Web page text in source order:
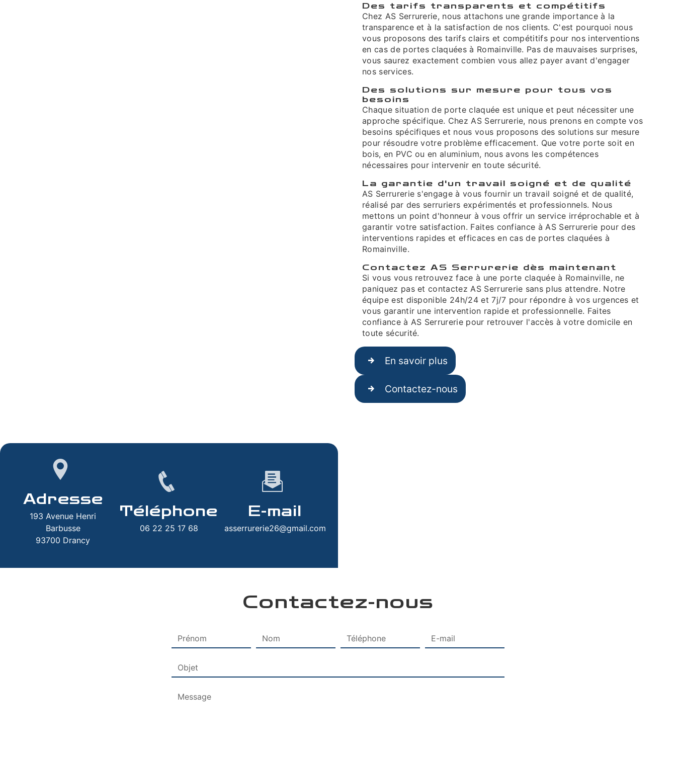
Des tarifs transparents et compétitifs
Chez AS Serrurerie, nous attachons une grande importance à la
transparence et à la satisfaction de nos clients. C'est pourquoi nous
vous proposons des tarifs clairs et compétitifs pour nos interventions
en cas de portes claquées à Romainville. Pas de mauvaises surprises,
vous saurez exactement combien vous allez payer avant d'engager
nos services.
Des solutions sur mesure pour tous vos
besoins
Chaque situation de porte claquée est unique et peut nécessiter une
approche spécifique. Chez AS Serrurerie, nous prenons en compte vos
besoins spécifiques et nous vous proposons des solutions sur mesure
pour résoudre votre problème efficacement. Que votre porte soit en
bois, en PVC ou en aluminium, nous avons les compétences
nécessaires pour intervenir en toute sécurité.
La garantie d'un travail soigné et de qualité
AS Serrurerie s'engage à vous fournir un travail soigné et de qualité,
réalisé par des serruriers expérimentés et professionnels. Nous
mettons un point d'honneur à vous offrir un service irréprochable et à
garantir votre satisfaction. Faites confiance à AS Serrurerie pour des
interventions rapides et efficaces en cas de portes claquées à
Romainville.
Contactez AS Serrurerie dès maintenant
Si vous vous retrouvez face à une porte claquée à Romainville, ne
paniquez pas et contactez AS Serrurerie sans plus attendre. Notre
équipe est disponible 24h/24 et 7j/7 pour répondre à vos urgences et
vous garantir une intervention rapide et professionnelle. Faites
confiance à AS Serrurerie pour retrouver l'accès à votre domicile en
toute sécurité.
En savoir plus
Contactez-nous
Adresse
193 Avenue Henri
Barbusse
93700 Drancy
Téléphone
06 22 25 17 68
E-mail
asserrurerie26@gmail.com
Contactez-nous